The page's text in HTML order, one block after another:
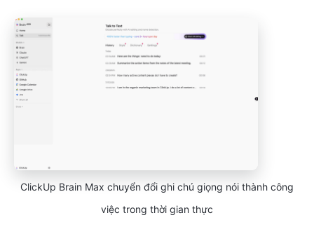
ClickUp Brain Max chuyển đổi ghi chú giọng nói thành công
việc trong thời gian thực